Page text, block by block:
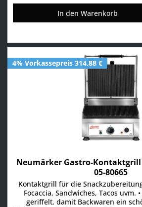
In den Warenkorb
4% Vorkassepreis 314,88 €
Neumärker Gastro-Kontaktgrill
05-80665
Kontaktgrill für die
Focaccia, Sandwiches, Tacos uvm.
geriffelt, damit Backwaren ein